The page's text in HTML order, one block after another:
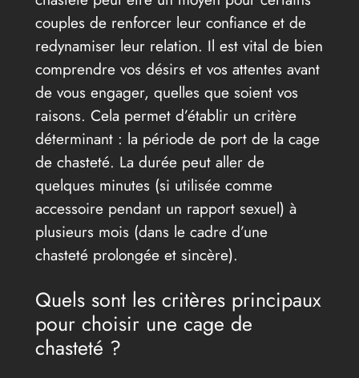
couples de renforcer leur confiance et de
redynamiser leur relation. Il est vital de bien
comprendre vos désirs et vos attentes avant
de vous engager, quelles que soient vos
raisons. Cela permet d’établir un critère
déterminant : la période de port de la cage
de chasteté. La durée peut aller de
quelques minutes (si utilisée comme
accessoire pendant un rapport sexuel) à
plusieurs mois (dans le cadre d’une
chasteté prolongée et sincère).
Quels sont les critères principaux
pour choisir une cage de
chasteté ?